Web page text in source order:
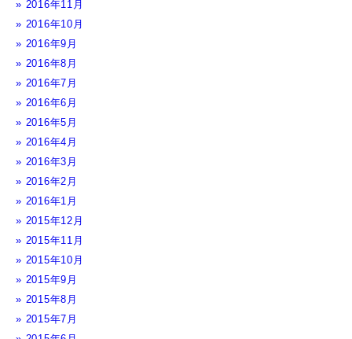
2016年11月
2016年10月
2016年9月
2016年8月
2016年7月
2016年6月
2016年5月
2016年4月
2016年3月
2016年2月
2016年1月
2015年12月
2015年11月
2015年10月
2015年9月
2015年8月
2015年7月